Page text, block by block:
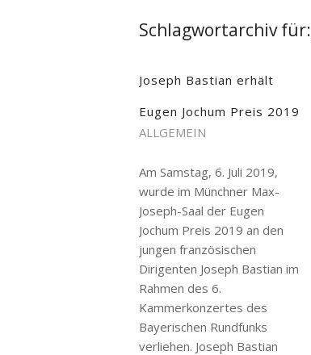
Schlagwortarchiv für:
Joseph Bastian erhält
Eugen Jochum Preis 2019
ALLGEMEIN
Am Samstag, 6. Juli 2019,
wurde im Münchner Max-
Joseph-Saal der Eugen
Jochum Preis 2019 an den
jungen französischen
Dirigenten Joseph Bastian im
Rahmen des 6.
Kammerkonzertes des
Bayerischen Rundfunks
verliehen. Joseph Bastian